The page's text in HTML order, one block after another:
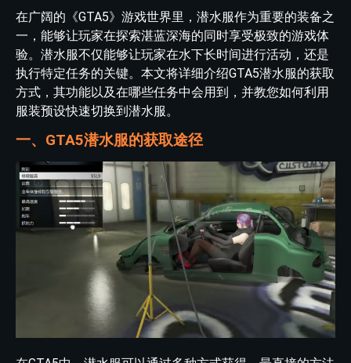
在广阔的《GTA5》游戏世界里，潜水服作为重要的装备之
一，能够让玩家在探索湛蓝深海的同时享受极致的游戏体
验。潜水服不仅能够让玩家在水下长时间进行活动，还是
执行特定任务的关键。本文将详细介绍GTA5潜水服的获取
方式，其功能以及在哪些任务中会用到，并教您如何利用
服装预设快速切换到潜水服。
一、GTA5潜水服的获取途径